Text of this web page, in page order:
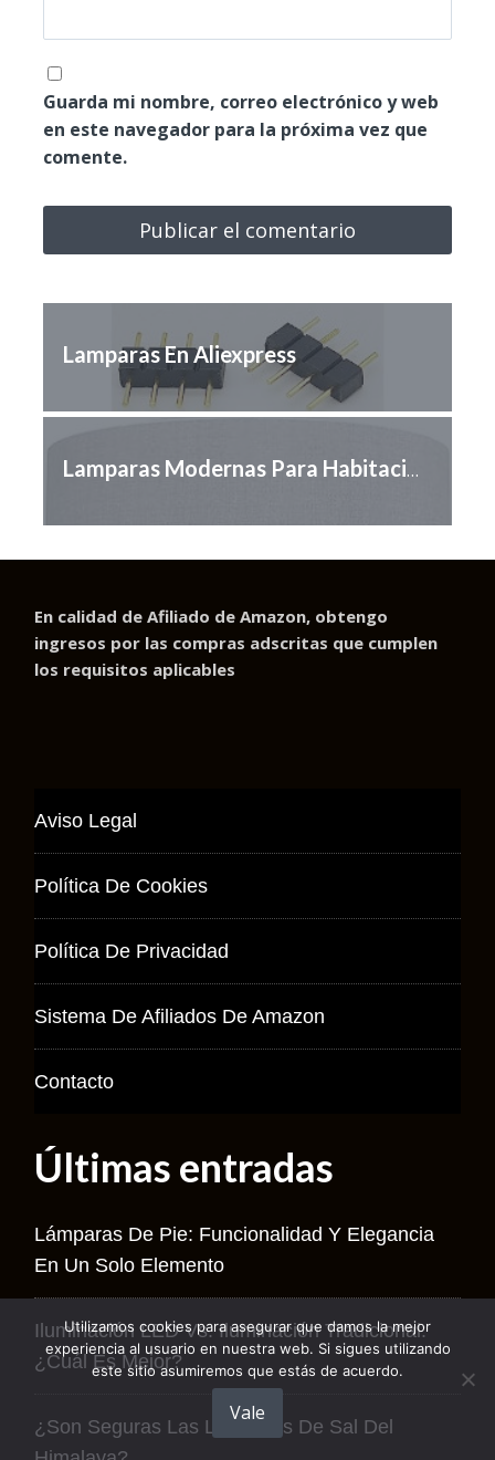
Guarda mi nombre, correo electrónico y web
en este navegador para la próxima vez que
comente.
Lamparas En Aliexpress
Lamparas Modernas Para Habitacion Juvenil
En calidad de Afiliado de Amazon, obtengo
ingresos por las compras adscritas que cumplen
los requisitos aplicables
Aviso Legal
Política De Cookies
Política De Privacidad
Sistema De Afiliados De Amazon
Contacto
Últimas entradas
Lámparas De Pie: Funcionalidad Y Elegancia
En Un Solo Elemento
Iluminación LED Vs. Iluminación Tradicional:
¿Cuál Es Mejor?
¿Son Seguras Las Lámparas De Sal Del
Utilizamos cookies para asegurar que damos la mejor
experiencia al usuario en nuestra web. Si sigues utilizando
este sitio asumiremos que estás de acuerdo.
Vale